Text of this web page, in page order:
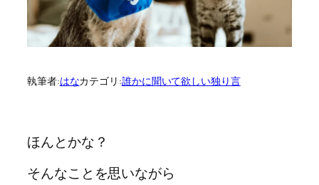
執筆者:はなカテゴリ:誰かに聞いて欲しい独り言
ほんとかな？
そんなことを思いながら